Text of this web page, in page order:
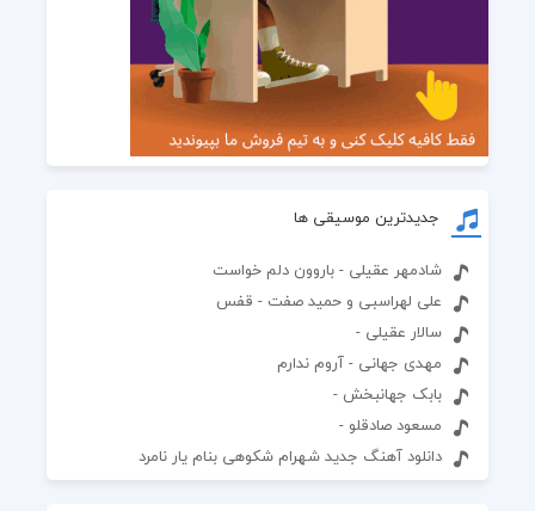
جدیدترین موسیقی ها
شادمهر عقیلی - باروون دلم خواست
علی لهراسبی و حمید صفت - قفس
سالار عقیلی -
مهدی جهانی - آروم ندارم
بابک جهانبخش -
مسعود صادقلو -
دانلود آهنگ جدید شهرام شکوهی بنام یار نامرد